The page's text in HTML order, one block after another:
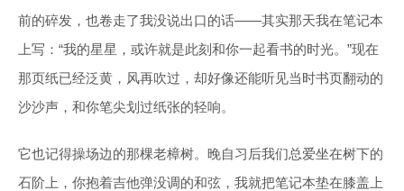
前的碎发，也卷走了我没说出口的话——其实那天我在笔记本
上写：“我的星星，或许就是此刻和你一起看书的时光。”现在
那页纸已经泛黄，风再吹过，却好像还能听见当时书页翻动的
沙沙声，和你笔尖划过纸张的轻响。
它也记得操场边的那棵老樟树。晚自习后我们总爱坐在树下的
石阶上，你抱着吉他弹没调的和弦，我就把笔记本垫在膝盖上